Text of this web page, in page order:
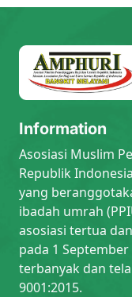
Information
Asosiasi Muslim
Republik
yang
ibadah umrah
asosiasi tertua
pada 1
terbanyak dan
9001:2015.